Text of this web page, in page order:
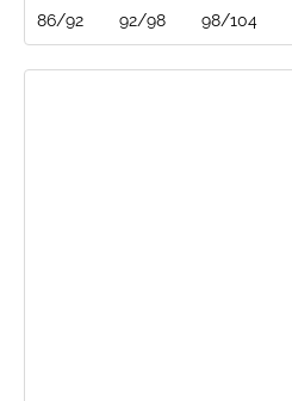
86/92 92/98 98/104